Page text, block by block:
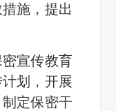
施，提出
密宣传教育
划，开展
定保密干